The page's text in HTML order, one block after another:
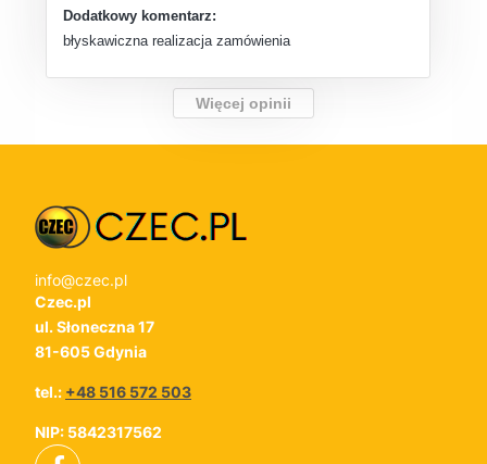
Dodatkowy komentarz:
błyskawiczna realizacja zamówienia
Więcej opinii
info@czec.pl
Czec.pl
ul. Słoneczna 17
81-605 Gdynia
tel.: +48 516 572 503
NIP: 5842317562